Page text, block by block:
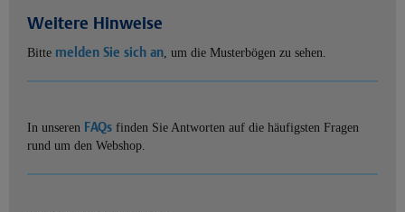
Weitere Hinweise
Bitte melden Sie sich an, um die Musterbögen zu sehen.
In unseren FAQs finden Sie Antworten auf die häufigsten Fragen
rund um den Webshop.